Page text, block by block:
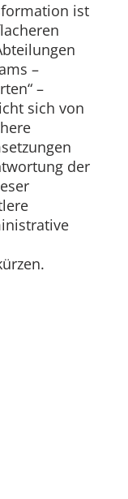
ist
–
–
sich von
der